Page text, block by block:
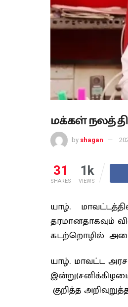
மக்கள் நலத்
by shagan
31
SHARES
1k
VIEWS
யாழ்.
கடற்றொழில்
யாழ். மாவட்ட
குறித்த